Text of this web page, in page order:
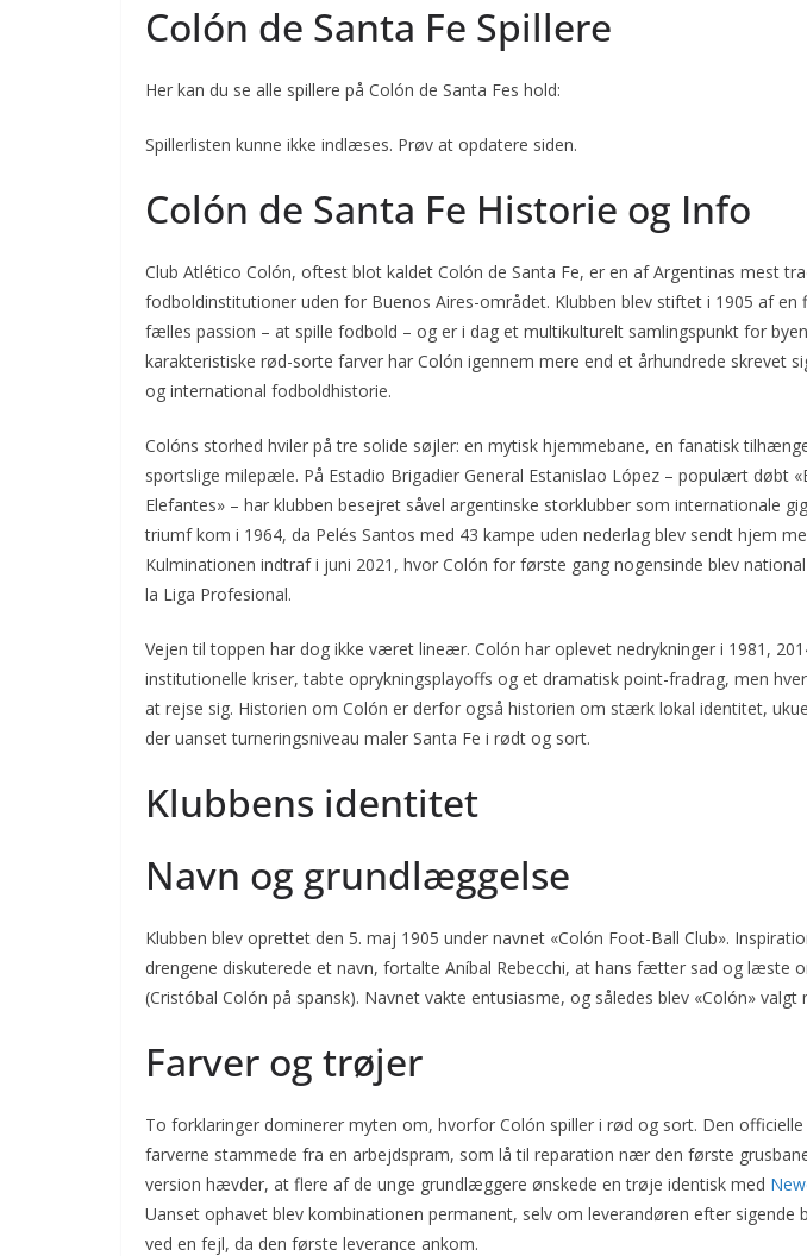
Colón de Santa Fe Spillere
Her kan du se alle spillere på Colón de Santa Fes hold:
Spillerlisten kunne ikke indlæses. Prøv at opdatere siden.
Colón de Santa Fe Historie og Info
Club Atlético Colón, oftest blot kaldet Colón de Santa Fe, er en af Argentinas mest
fodboldinstitutioner uden for Buenos Aires-området. Klubben blev stiftet i 1905 af en
fælles passion – at spille fodbold – og er i dag et multikulturelt samlingspunkt for
karakteristiske rød-sorte farver har Colón igennem mere end et århundrede skrevet
og international fodboldhistorie.
Colóns storhed hviler på tre solide søjler: en mytisk hjemmebane, en fanatisk
sportslige milepæle. På Estadio Brigadier General Estanislao López – populært døbt
Elefantes» – har klubben besejret såvel argentinske storklubber som internationale
triumf kom i 1964, da Pelés Santos med 43 kampe uden nederlag blev sendt hjem
Kulminationen indtraf i juni 2021, hvor Colón for første gang nogensinde blev
la Liga Profesional.
Vejen til toppen har dog ikke været lineær. Colón har oplevet nedrykninger i 1981,
institutionelle kriser, tabte oprykningsplayoffs og et dramatisk point-fradrag, men
at rejse sig. Historien om Colón er derfor også historien om stærk lokal identitet,
der uanset turneringsniveau maler Santa Fe i rødt og sort.
Klubbens identitet
Navn og grundlæggelse
Klubben blev oprettet den 5. maj 1905 under navnet «Colón Foot-Ball Club».
drengene diskuterede et navn, fortalte Aníbal Rebecchi, at hans fætter sad og læste
(Cristóbal Colón på spansk). Navnet vakte entusiasme, og således blev «Colón» valgt
Farver og trøjer
To forklaringer dominerer myten om, hvorfor Colón spiller i rød og sort. Den
farverne stammede fra en arbejdspram, som lå til reparation nær den første
version hævder, at flere af de unge grundlæggere ønskede en trøje identisk med
Uanset ophavet blev kombinationen permanent, selv om leverandøren efter sigende
ved en fejl, da den første leverance ankom.